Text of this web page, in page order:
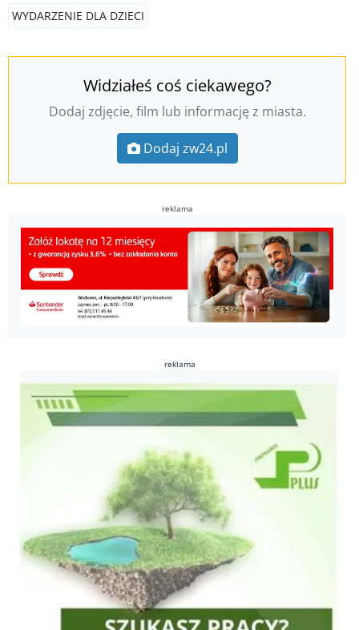
WYDARZENIE DLA DZIECI
Widziałeś coś ciekawego?
Dodaj zdjęcie, film lub informację z miasta.
Dodaj zw24.pl
reklama
reklama